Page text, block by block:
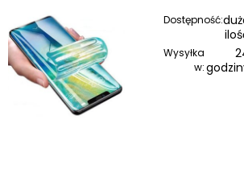
Dostępność:
Wysyłka
w: